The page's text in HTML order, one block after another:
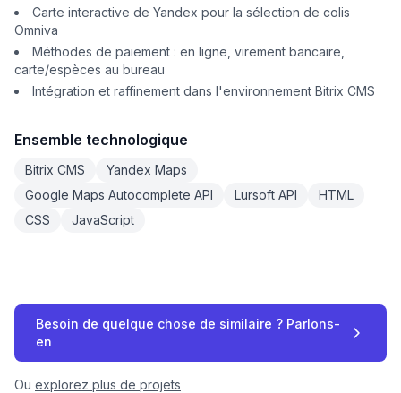
Carte interactive de Yandex pour la sélection de colis
Omniva
Méthodes de paiement : en ligne, virement bancaire,
carte/espèces au bureau
Intégration et raffinement dans l'environnement Bitrix CMS
Ensemble technologique
Bitrix CMS
Yandex Maps
Google Maps Autocomplete API
Lursoft API
HTML
CSS
JavaScript
Besoin de quelque chose de similaire ? Parlons-
en
Ou explorez plus de projets